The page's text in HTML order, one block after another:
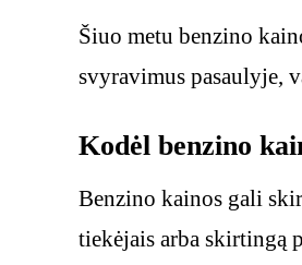
Šiuo metu benzino
svyravimus pasaulyje,
Kodėl benzino
Benzino kainos gali
tiekėjais arba skirtingą